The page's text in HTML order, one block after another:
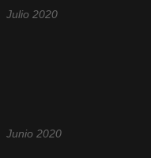
Julio 2020
Junio 2020